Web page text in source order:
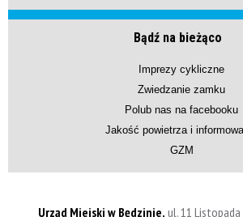
Bądź na bieżąco
Imprezy cykliczne
Zwiedzanie zamku
Polub nas na facebooku
Jakość powietrza i
GZM
Urząd Miejski w Będzinie, ul. 11